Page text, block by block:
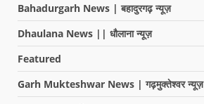
Bahadurgarh News | बहादुरगढ़ न्यूज़
Dhaulana News || धौलाना न्यूज़
Featured
Garh Mukteshwar News | गढ़मुक्तेश्वर न्यूज़